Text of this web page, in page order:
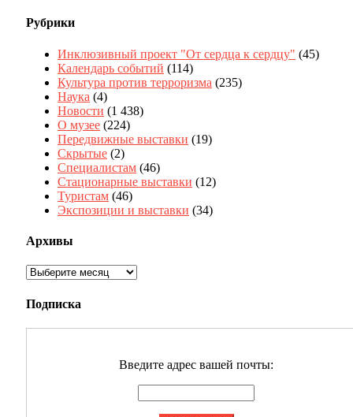
Рубрики
Инклюзивный проект "От сердца к сердцу" (45)
Календарь событий (114)
Культура против терроризма (235)
Наука (4)
Новости (1 438)
О музее (224)
Передвижные выставки (19)
Скрытые (2)
Специалистам (46)
Стационарные выставки (12)
Туристам (46)
Экспозиции и выставки (34)
Архивы
Архивы
Подписка
Введите адрес вашей почты: